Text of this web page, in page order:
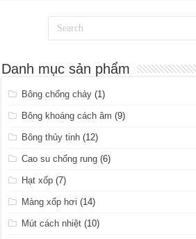
Danh mục sản phẩm
Bông chống cháy (1)
Bông khoáng cách âm (9)
Bông thủy tinh (12)
Cao su chống rung (6)
Hạt xốp (7)
Màng xốp hơi (14)
Mút cách nhiệt (10)